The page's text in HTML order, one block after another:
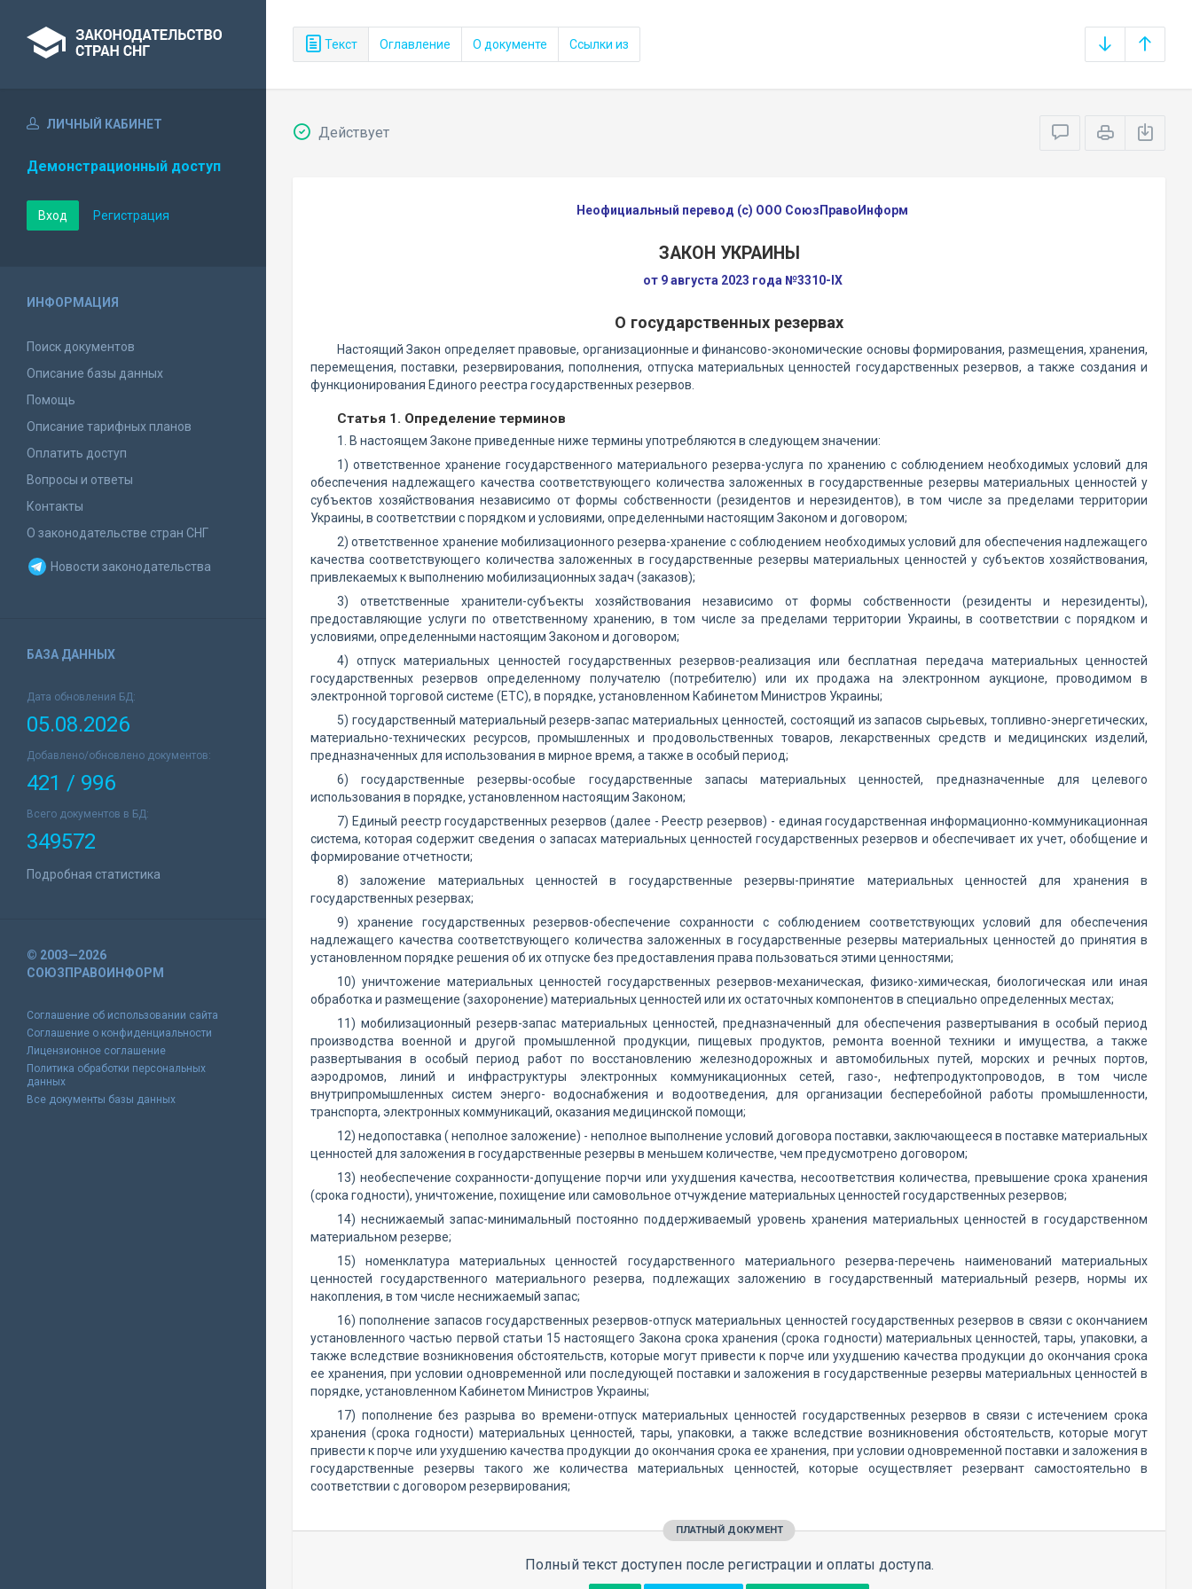
Текст Оглавление О документе Ссылки из
ЛИЧНЫЙ КАБИНЕТ
Демонстрационный доступ
Вход Регистрация
ИНФОРМАЦИЯ
Поиск документов
Описание базы данных
Помощь
Описание тарифных планов
Оплатить доступ
Вопросы и ответы
Контакты
О законодательстве стран СНГ
Новости законодательства
БАЗА ДАННЫХ
Дата обновления БД:
05.08.2026
Добавлено/обновлено документов:
421 / 996
Всего документов в БД:
349572
Подробная статистика
© 2003—2026
СОЮЗПРАВОИНФОРМ
Соглашение об использовании сайта
Соглашение о конфиденциальности
Лицензионное соглашение
Политика обработки персональных
данных
Все документы базы данных
Действует
Неофициальный перевод (с) ООО СоюзПравоИнформ
ЗАКОН УКРАИНЫ
от 9 августа 2023 года №3310-IX
О государственных резервах
Настоящий Закон определяет правовые, организационные и финансово-экономические основы формирования, размещения, хранения,
перемещения, поставки, резервирования, пополнения, отпуска материальных ценностей государственных резервов, а также создания и
функционирования Единого реестра государственных резервов.
Статья 1. Определение терминов
1. В настоящем Законе приведенные ниже термины употребляются в следующем значении:
1) ответственное хранение государственного материального резерва-услуга по хранению с соблюдением необходимых условий для
обеспечения надлежащего качества соответствующего количества заложенных в государственные резервы материальных ценностей у
субъектов хозяйствования независимо от формы собственности (резидентов и нерезидентов), в том числе за пределами территории
Украины, в соответствии с порядком и условиями, определенными настоящим Законом и договором;
2) ответственное хранение мобилизационного резерва-хранение с соблюдением необходимых условий для обеспечения надлежащего
качества соответствующего количества заложенных в государственные резервы материальных ценностей у субъектов хозяйствования,
привлекаемых к выполнению мобилизационных задач (заказов);
3) ответственные хранители-субъекты хозяйствования независимо от формы собственности (резиденты и нерезиденты),
предоставляющие услуги по ответственному хранению, в том числе за пределами территории Украины, в соответствии с порядком и
условиями, определенными настоящим Законом и договором;
4) отпуск материальных ценностей государственных резервов-реализация или бесплатная передача материальных ценностей
государственных резервов определенному получателю (потребителю) или их продажа на электронном аукционе, проводимом в
электронной торговой системе (ЕТС), в порядке, установленном Кабинетом Министров Украины;
5) государственный материальный резерв-запас материальных ценностей, состоящий из запасов сырьевых, топливно-энергетических,
материально-технических ресурсов, промышленных и продовольственных товаров, лекарственных средств и медицинских изделий,
предназначенных для использования в мирное время, а также в особый период;
6) государственные резервы-особые государственные запасы материальных ценностей, предназначенные для целевого
использования в порядке, установленном настоящим Законом;
7) Единый реестр государственных резервов (далее - Реестр резервов) - единая государственная информационно-коммуникационная
система, которая содержит сведения о запасах материальных ценностей государственных резервов и обеспечивает их учет, обобщение и
формирование отчетности;
8) заложение материальных ценностей в государственные резервы-принятие материальных ценностей для хранения в
государственных резервах;
9) хранение государственных резервов-обеспечение сохранности с соблюдением соответствующих условий для обеспечения
надлежащего качества соответствующего количества заложенных в государственные резервы материальных ценностей до принятия в
установленном порядке решения об их отпуске без предоставления права пользоваться этими ценностями;
10) уничтожение материальных ценностей государственных резервов-механическая, физико-химическая, биологическая или иная
обработка и размещение (захоронение) материальных ценностей или их остаточных компонентов в специально определенных местах;
11) мобилизационный резерв-запас материальных ценностей, предназначенный для обеспечения развертывания в особый период
производства военной и другой промышленной продукции, пищевых продуктов, ремонта военной техники и имущества, а также
развертывания в особый период работ по восстановлению железнодорожных и автомобильных путей, морских и речных портов,
аэродромов, линий и инфраструктуры электронных коммуникационных сетей, газо-, нефтепродуктопроводов, в том числе
внутрипромышленных систем энерго- водоснабжения и водоотведения, для организации бесперебойной работы промышленности,
транспорта, электронных коммуникаций, оказания медицинской помощи;
12) недопоставка ( неполное заложение) - неполное выполнение условий договора поставки, заключающееся в поставке материальных
ценностей для заложения в государственные резервы в меньшем количестве, чем предусмотрено договором;
13) необеспечение сохранности-допущение порчи или ухудшения качества, несоответствия количества, превышение срока хранения
(срока годности), уничтожение, похищение или самовольное отчуждение материальных ценностей государственных резервов;
14) неснижаемый запас-минимальный постоянно поддерживаемый уровень хранения материальных ценностей в государственном
материальном резерве;
15) номенклатура материальных ценностей государственного материального резерва-перечень наименований материальных
ценностей государственного материального резерва, подлежащих заложению в государственный материальный резерв, нормы их
накопления, в том числе неснижаемый запас;
16) пополнение запасов государственных резервов-отпуск материальных ценностей государственных резервов в связи с окончанием
установленного частью первой статьи 15 настоящего Закона срока хранения (срока годности) материальных ценностей, тары, упаковки, а
также вследствие возникновения обстоятельств, которые могут привести к порче или ухудшению качества продукции до окончания срока
ее хранения, при условии одновременной или последующей поставки и заложения в государственные резервы материальных ценностей в
порядке, установленном Кабинетом Министров Украины;
17) пополнение без разрыва во времени-отпуск материальных ценностей государственных резервов в связи с истечением срока
хранения (срока годности) материальных ценностей, тары, упаковки, а также вследствие возникновения обстоятельств, которые могут
привести к порче или ухудшению качества продукции до окончания срока ее хранения, при условии одновременной поставки и заложения в
государственные резервы такого же количества материальных ценностей, которые осуществляет резервант самостоятельно в
соответствии с договором резервирования;
ПЛАТНЫЙ ДОКУМЕНТ
Полный текст доступен после регистрации и оплаты доступа.